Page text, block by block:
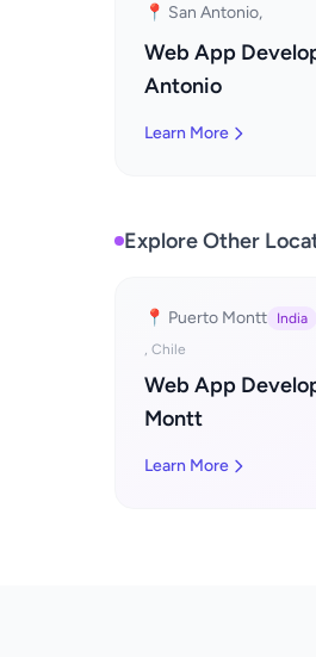
📍 San Antonio,
Web App
Antonio
Learn More
Explore Other
📍 Puerto Montt
India
, Chile
Web App
Montt
Learn More